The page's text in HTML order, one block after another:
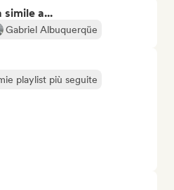
simile a...
Gabriel Albuquerqüe
playlist più seguite